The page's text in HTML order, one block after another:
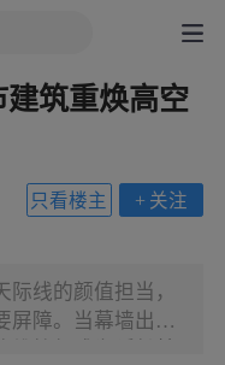
筑重焕高空
+ 关注
只看楼主
线的颜值担当，
屏障。当幕墙出现